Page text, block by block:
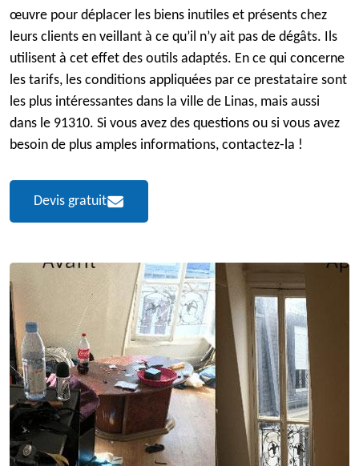
œuvre pour déplacer les biens inutiles et présents chez
leurs clients en veillant à ce qu’il n’y ait pas de dégâts. Ils
utilisent à cet effet des outils adaptés. En ce qui concerne
les tarifs, les conditions appliquées par ce prestataire sont
les plus intéressantes dans la ville de Linas, mais aussi
dans le 91310. Si vous avez des questions ou si vous avez
besoin de plus amples informations, contactez-la !
Devis gratuit